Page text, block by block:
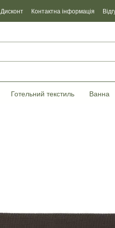
Дисконт Контактна інформація
якості
Готельний текстиль Ванна